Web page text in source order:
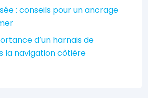
: conseils pour un ancrage
d’un harnais de
la navigation côtière